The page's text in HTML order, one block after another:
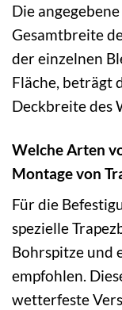
Die
Gesamtbreite
der einzelnen
Fläche, beträgt
Deckbreite des
Welche Arten
Montage von
Für die
spezielle
Bohrspitze und
empfohlen.
wetterfeste